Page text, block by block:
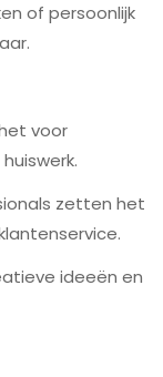
of persoonlijk
voor
zetten het
ideeën en